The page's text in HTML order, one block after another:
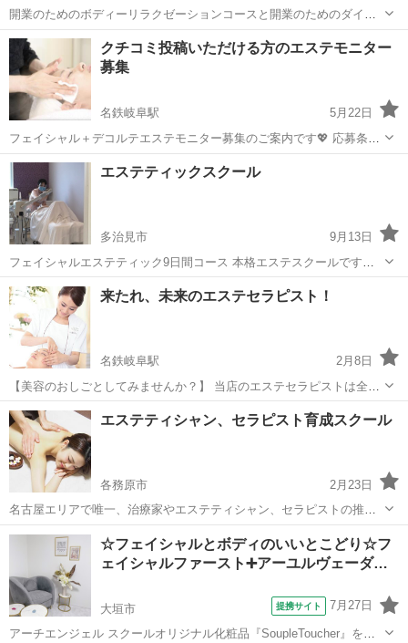
開業のためのボディーリラクゼーションコースと開業のためのダイエ
ット痩身コースに美容機器を組み合わせたトリートメント術の全てが
学べボディーケア専門サロンを開業されるためのセットコースです。
リラクゼーションを目的に施す代表的...
岐阜 大垣市 エステ
クチコミ投稿いただける方のエステモニター
募集
名鉄岐阜駅
5月22日
フェイシャル＋デコルテエステモニター募集のご案内です💖 応募条件
は下記の通りとなります。 ・男性も女性も🆗ですが、男性はお顔のみ
となります ・アンケートとクチコミ投稿にご協力いただける方 ・1回
のご来店あたり、約2時間ほ...
岐阜 岐阜市 エステ
エステティックスクール
多治見市
9月13日
フェイシャルエステティック9日間コース 本格エステスクールです。
不安定な時代 手に職は邪魔にはなりません。 女性のお仕事として美容
と癒しの業界はおすすめです。 初心者歓迎 ご興味のある方は...
岐阜 多治見市 エステ
来たれ、未来のエステセラピスト！
名鉄岐阜駅
2月8日
【美容のおしごとしてみませんか？】 当店のエステセラピストは全員
が未経験から始めておりますが、1〜2年ほどで数十名のお客様づくり
ができるまで成長しております。 結婚しても、 今の仕事をしたままで
も、 ママにな...
岐阜 岐阜市 仲間
エステティシャン、セラピスト育成スクール
各務原市
2月23日
名古屋エリアで唯一、治療家やエステティシャン、セラピストの推薦
を頂いているサロンです！ クチコミ１８７件突破！ モデルやタレン
ト、スポーツ選手も担当！ 取材も受けたことのある男性セラピストが
教えます。 出張研修もオ...
岐阜 各務原市 エステ フットケア
☆フェイシャルとボディのいいとこどり☆フ
ェイシャルファースト➕アーユルヴェーダ…
大垣市 提携サイト 7月27日
アーチエンジェル スクールオリジナル化粧品『SoupleToucher』を使